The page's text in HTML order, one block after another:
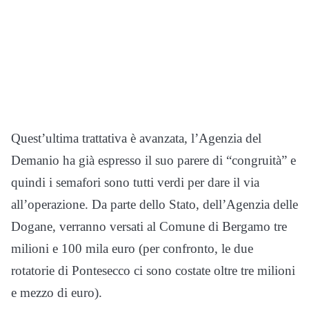
Quest’ultima trattativa è avanzata, l’Agenzia del
Demanio ha già espresso il suo parere di “congruità” e
quindi i semafori sono tutti verdi per dare il via
all’operazione. Da parte dello Stato, dell’Agenzia delle
Dogane, verranno versati al Comune di Bergamo tre
milioni e 100 mila euro (per confronto, le due
rotatorie di Pontesecco ci sono costate oltre tre milioni
e mezzo di euro).